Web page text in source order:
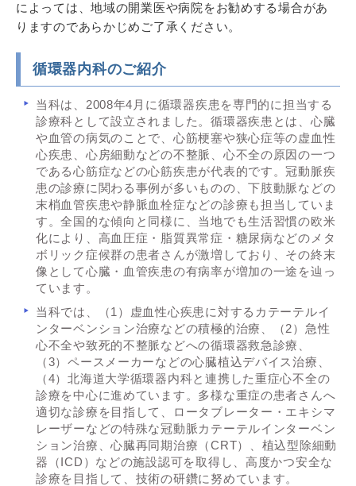
によっては、地域の開業医や病院をお勧めする場合があ
りますのであらかじめご了承ください。
循環器内科のご紹介
当科は、2008年4月に循環器疾患を専門的に担当する
診療科として設立されました。循環器疾患とは、心臓
や血管の病気のことで、心筋梗塞や狭心症等の虚血性
心疾患、心房細動などの不整脈、心不全の原因の一つ
である心筋症などの心筋疾患が代表的です。冠動脈疾
患の診療に関わる事例が多いものの、下肢動脈などの
末梢血管疾患や静脈血栓症などの診療も担当していま
す。全国的な傾向と同様に、当地でも生活習慣の欧米
化により、高血圧症・脂質異常症・糖尿病などのメタ
ボリック症候群の患者さんが激増しており、その終末
像として心臓・血管疾患の有病率が増加の一途を辿っ
ています。
当科では、（1）虚血性心疾患に対するカテーテルイ
ンターベンション治療などの積極的治療、（2）急性
心不全や致死的不整脈などへの循環器救急診療、
（3）ペースメーカーなどの心臓植込デバイス治療、
（4）北海道大学循環器内科と連携した重症心不全の
診療を中心に進めています。多様な重症の患者さんへ
適切な診療を目指して、ロータブレーター・エキシマ
レーザーなどの特殊な冠動脈カテーテルインターベン
ション治療、心臓再同期治療（CRT）、植込型除細動
器（ICD）などの施設認可を取得し、高度かつ安全な
診療を目指して、技術の研鑽に努めています。